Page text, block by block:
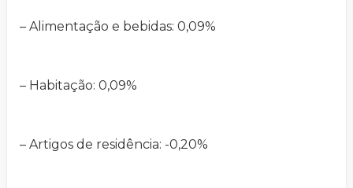
– Alimentação e bebidas: 0,09%
– Habitação: 0,09%
– Artigos de residência: -0,20%